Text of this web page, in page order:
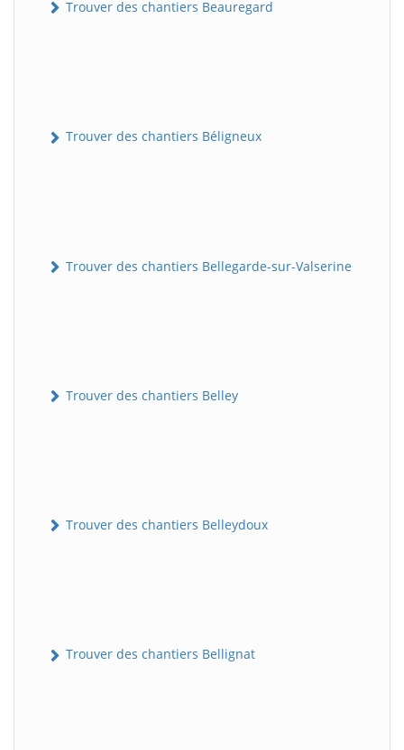
Trouver des chantiers Beauregard
Trouver des chantiers Béligneux
Trouver des chantiers Bellegarde-sur-Valserine
Trouver des chantiers Belley
Trouver des chantiers Belleydoux
Trouver des chantiers Bellignat